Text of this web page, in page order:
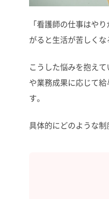
「看護師の仕事はや
がると生活が苦しくな
こうした悩みを抱え
や業務成果に応じて
す。
具体的にどのような